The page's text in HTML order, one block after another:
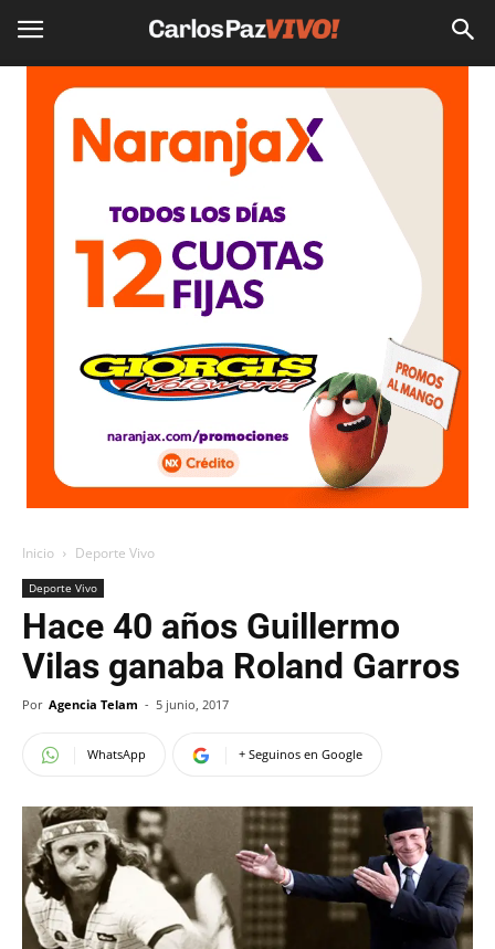
Inicio Deporte Vivo
Deporte Vivo
Hace 40 años Guillermo
Vilas ganaba Roland Garros
Por Agencia Telam - 5 junio, 2017
WhatsApp + Seguinos en Google